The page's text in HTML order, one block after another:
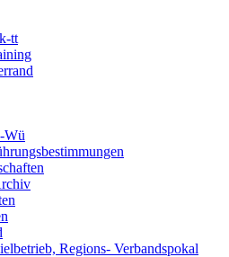
tt
Wü
Regions- Verbandspokal